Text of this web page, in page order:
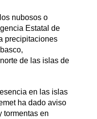
nubosos o
Estatal de
precipitaciones
de las islas de
en las islas
ha dado aviso
tormentas en